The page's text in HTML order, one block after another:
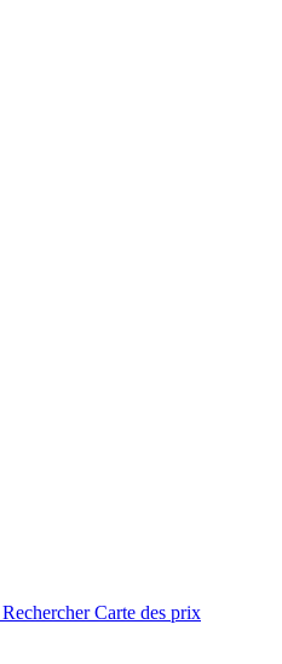
Rechercher Carte des prix